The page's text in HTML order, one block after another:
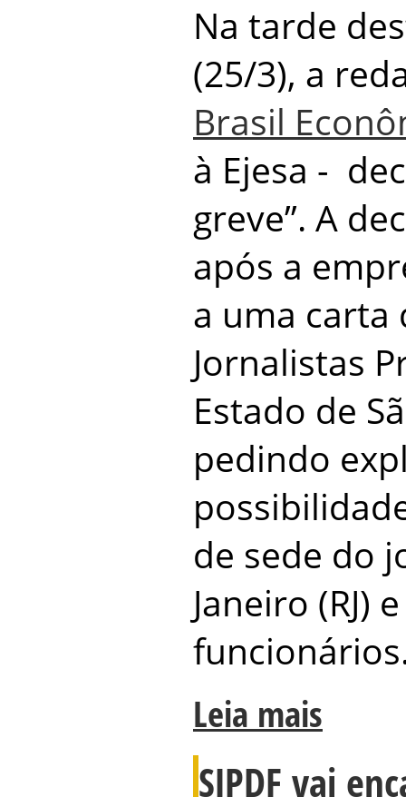
Na tarde
(25/3), a
Brasil
à Ejesa -
greve”. A
após a
a uma carta
Jornalistas
Estado de
pedindo
de sede do
Janeiro (RJ)
Leia mais
SJPDF vai